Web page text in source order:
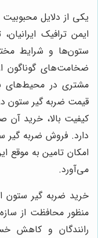
یکی از دلایل
ایمن ترافیک
ستون‌ها و شرایط
ضخامت‌های گوناگون
مشتری در محیط‌های
قیمت ضربه گیر ستون
کیفیت بالا، خرید آن
دارد. فروش ضربه گیر
امکان تامین به موقع
می‌آورد.
خرید ضربه گیر ستون
منظور محافظت از
رانندگان و کاهش